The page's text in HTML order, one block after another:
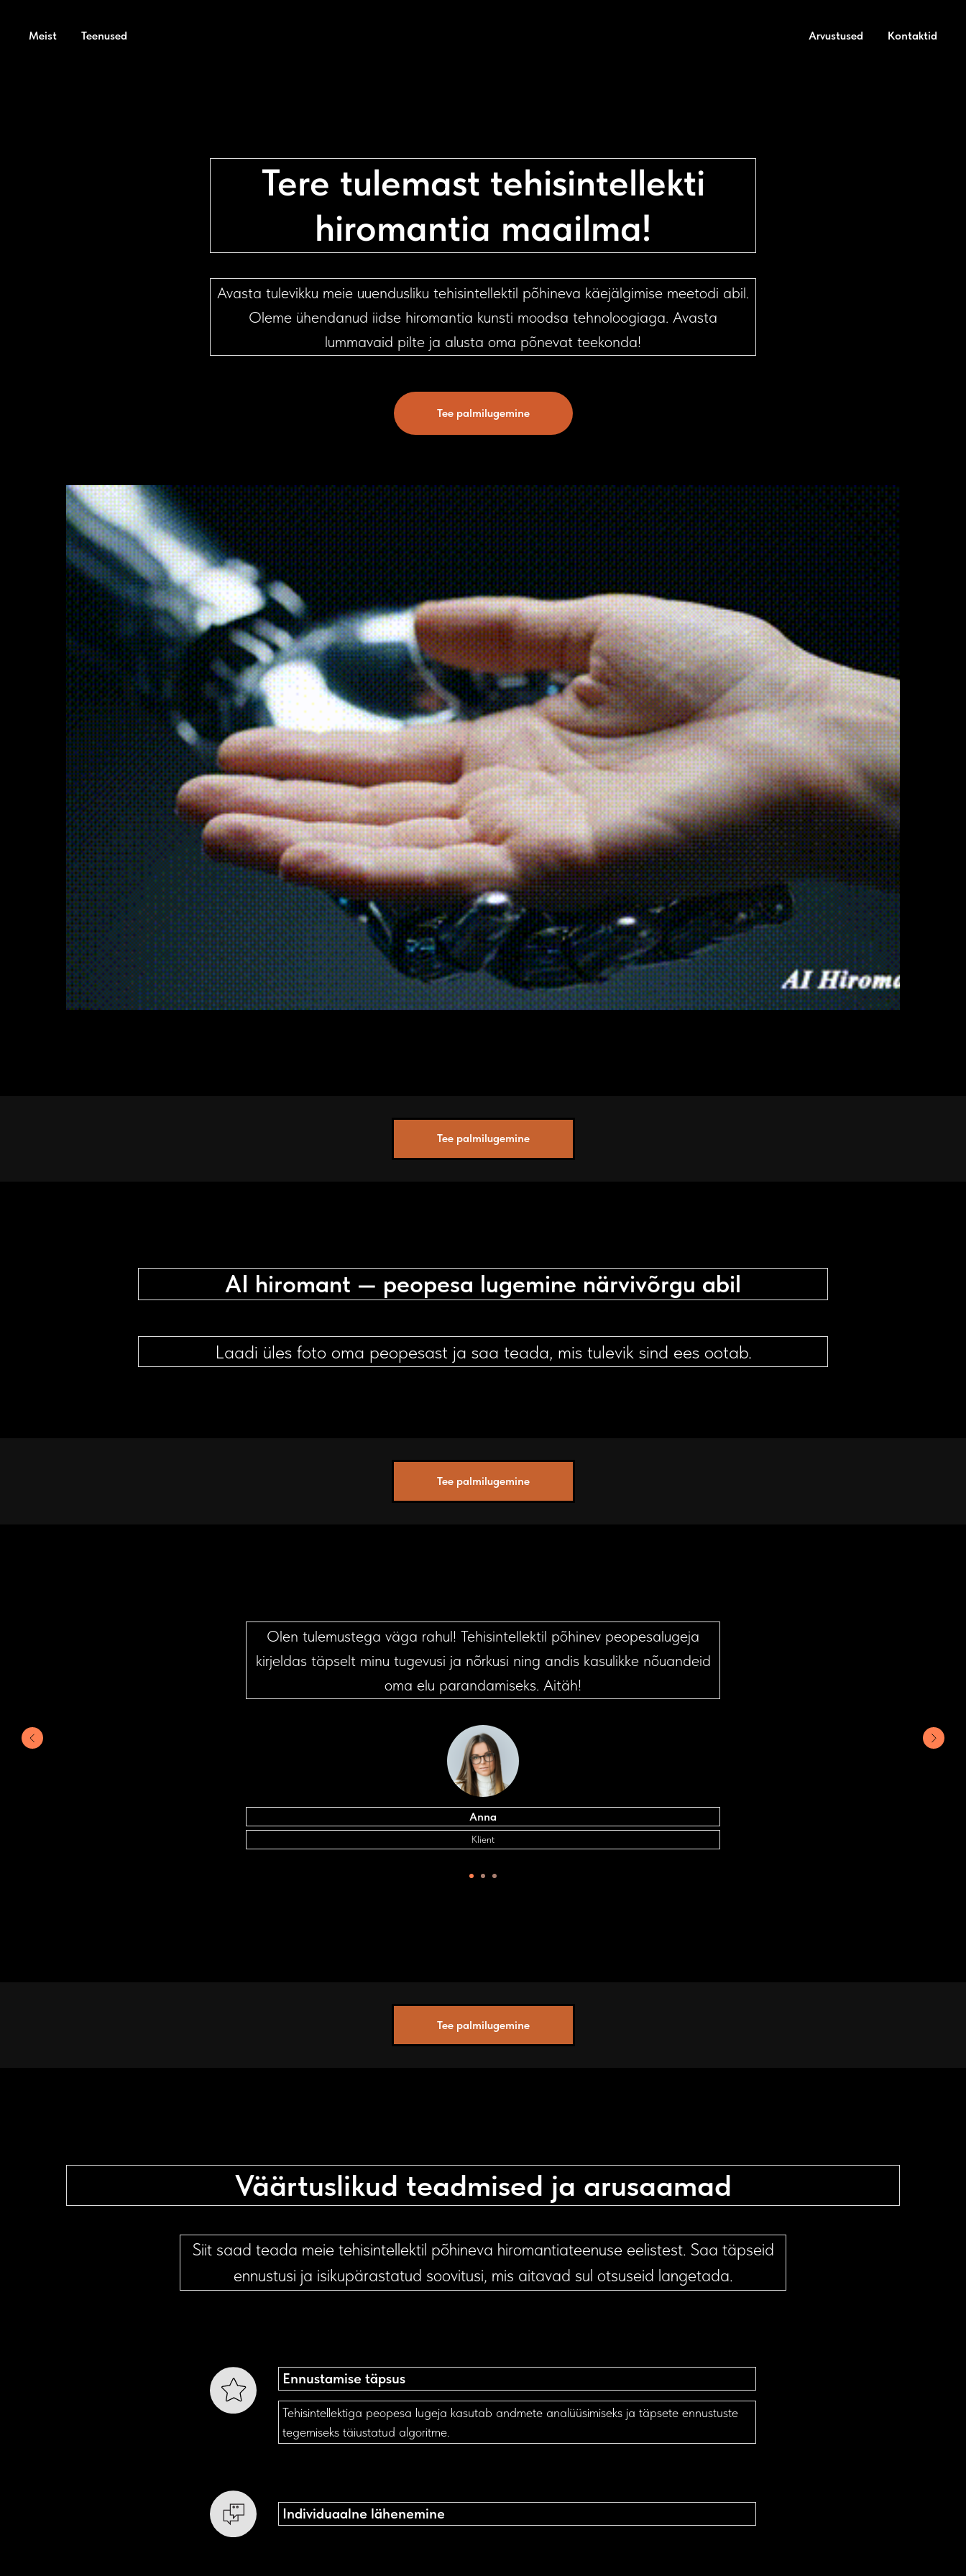
Meist Teenused Arvustused Kontaktid
Tere tulemast tehisintellekti
hiromantia maailma!
Avasta tulevikku meie uuendusliku tehisintellektil põhineva käejälgimise meetodi abil.
Oleme ühendanud iidse hiromantia kunsti moodsa tehnoloogiaga. Avasta
lummavaid pilte ja alusta oma põnevat teekonda!
Tee palmilugemine
Tee palmilugemine
AI hiromant — peopesa lugemine närvivõrgu abil
Laadi üles foto oma peopesast ja saa teada, mis tulevik sind ees ootab.
Tee palmilugemine
Olen tulemustega väga rahul! Tehisintellektil põhinev peopesalugeja
kirjeldas täpselt minu tugevusi ja nõrkusi ning andis kasulikke nõuandeid
oma elu parandamiseks. Aitäh!
Anna
Klient
Tee palmilugemine
Väärtuslikud teadmised ja arusaamad
Siit saad teada meie tehisintellektil põhineva hiromantiateenuse eelistest. Saa täpseid
ennustusi ja isikupärastatud soovitusi, mis aitavad sul otsuseid langetada.
Ennustamise täpsus
Tehisintellektiga peopesa lugeja kasutab andmete analüüsimiseks ja täpsete ennustuste
tegemiseks täiustatud algoritme.
Individuaalne lähenemine